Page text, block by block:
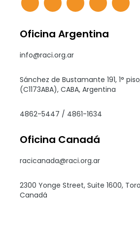
Oficina Argentina
info@raci.org.ar
Sánchez de Bustamante 191, 1°
(C1173ABA), CABA, Argentina
4862-5447 / 4861-1634
Oficina Canadá
racicanada@raci.org.ar
2300 Yonge Street, Suite 1600,
Canadá